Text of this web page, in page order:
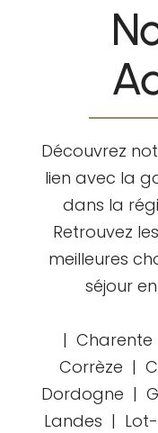
Découvrez
lien avec la
dans la
Retrouvez
meilleures
séjour
|
Corrèze |
Dordogne |
Landes |